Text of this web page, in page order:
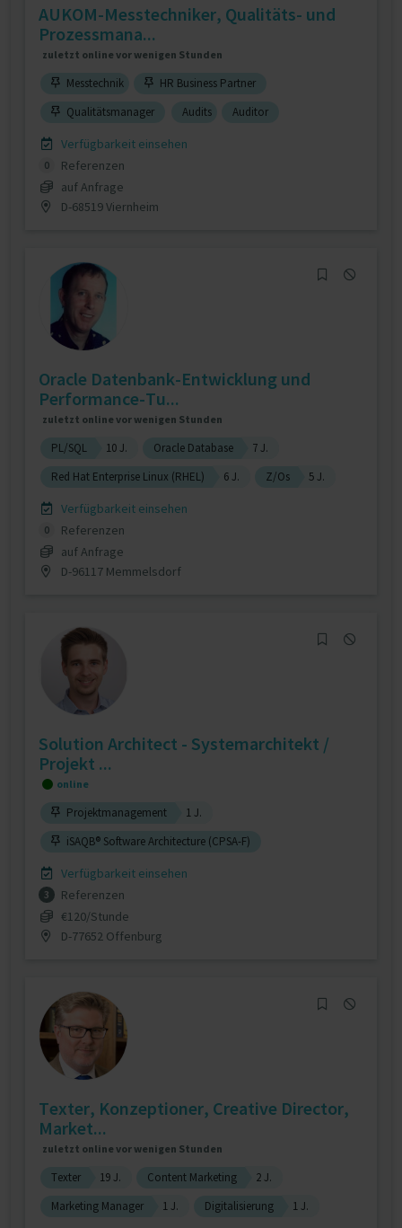
AUKOM-Messtechniker, Qualitäts- und
Prozessmana...
zuletzt online vor wenigen Stunden
Messtechnik
HR Business Partner
Qualitätsmanager
Audits Auditor
Verfügbarkeit einsehen
0
Referenzen
auf Anfrage
D-68519 Viernheim
Oracle Datenbank-Entwicklung und
Performance-Tu...
zuletzt online vor wenigen Stunden
PL/SQL 10 J. Oracle Database
7 J.
Red Hat Enterprise Linux (RHEL)
6 J. Z/Os 5 J.
Verfügbarkeit einsehen
0
Referenzen
auf Anfrage
D-96117 Memmelsdorf
Solution Architect - Systemarchitekt /
Projekt ...
online
Projektmanagement
1 J.
iSAQB® Software Architecture (CPSA-F)
Verfügbarkeit einsehen
3
Referenzen
€120/Stunde
D-77652 Offenburg
Texter, Konzeptioner, Creative Director,
Market...
zuletzt online vor wenigen Stunden
Texter 19 J. Content Marketing
2 J.
Marketing Manager
1 J. Digitalisierung 1 J.